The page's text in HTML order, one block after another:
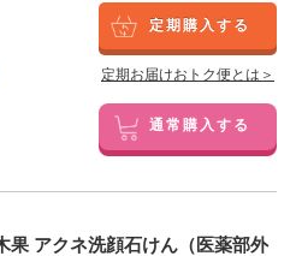
定期購入する
定期お届けおトク便とは＞
通常購入する
果 アクネ洗顔石けん（医薬部外